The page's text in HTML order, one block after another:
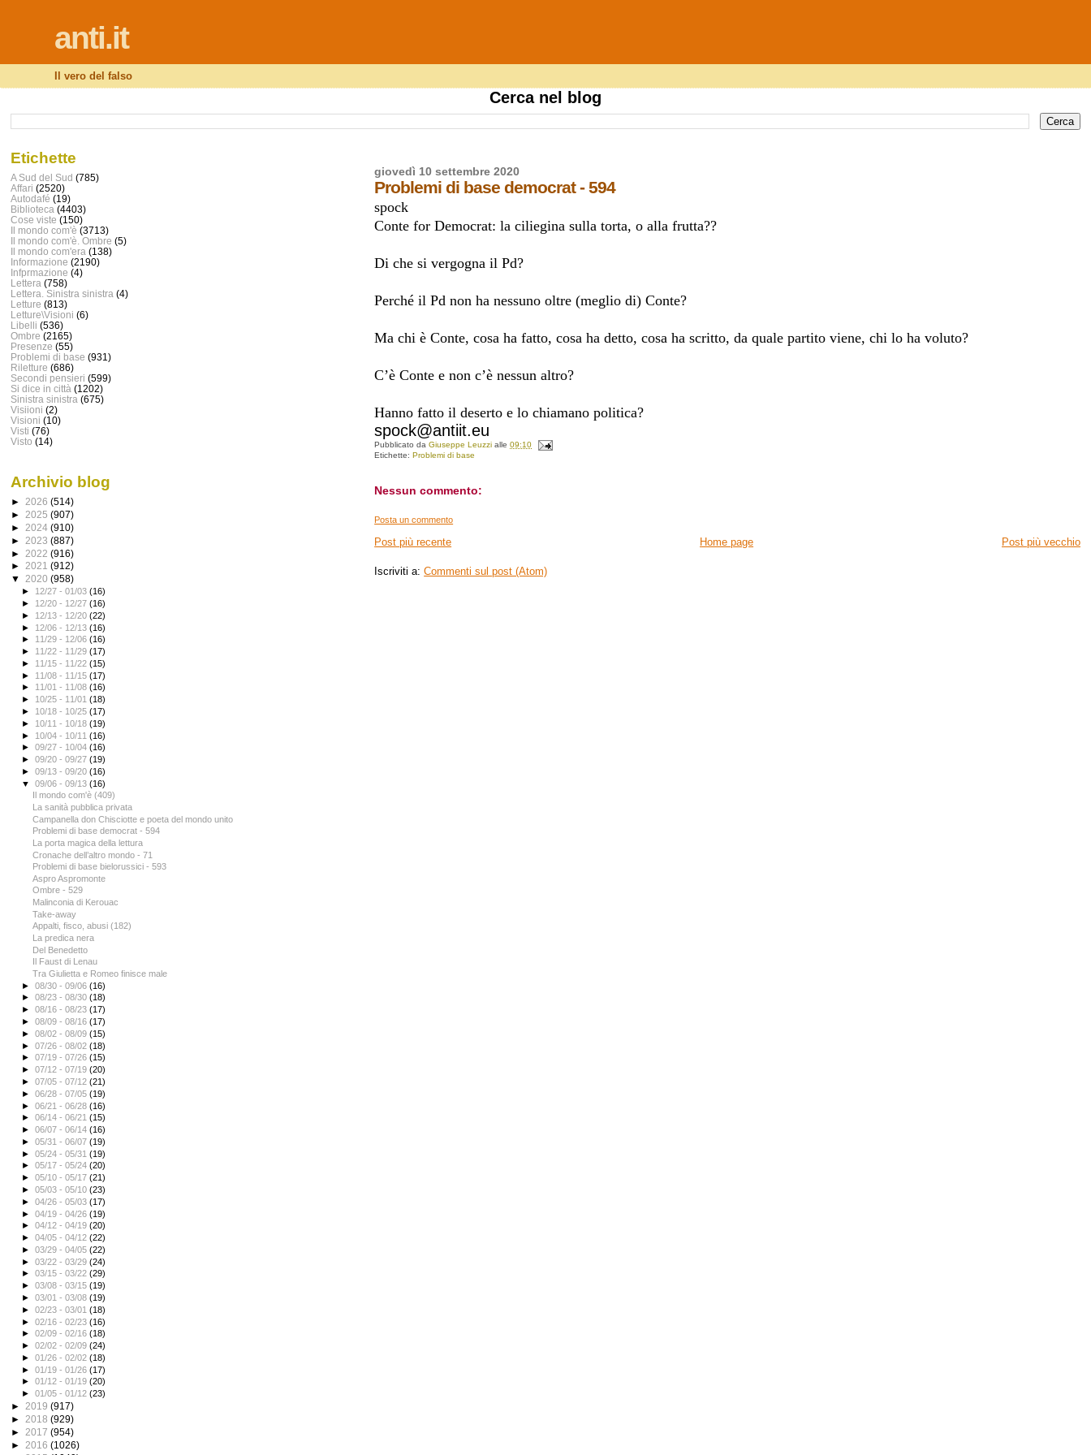
anti.it
Il vero del falso
Cerca nel blog
giovedì 10 settembre 2020
Problemi di base democrat - 594
spock
Conte for Democrat: la ciliegina sulla torta, o alla frutta??
Di che si vergogna il Pd?
Perché il Pd non ha nessuno oltre (meglio di) Conte?
Ma chi è Conte, cosa ha fatto, cosa ha detto, cosa ha scritto, da quale partito viene, chi lo ha voluto?
C’è Conte e non c’è nessun altro?
Hanno fatto il deserto e lo chiamano politica?
spock@antiit.eu
Pubblicato daGiuseppe Leuzzi alle09:10
Etichette:Problemi di base
Nessun commento:
Posta un commento
Post più recente Post più vecchio
Home page
Iscriviti a:Commenti sul post (Atom)
Etichette
A Sud del Sud (785)
Affari (2520)
Autodafé (19)
Biblioteca (4403)
Cose viste (150)
Il mondo com'è (3713)
Il mondo com'è. Ombre (5)
Il mondo com'era (138)
Informazione (2190)
Infprmazione (4)
Lettera (758)
Lettera. Sinistra sinistra (4)
Letture (813)
Letture\Visioni (6)
Libelli (536)
Ombre (2165)
Presenze (55)
Problemi di base (931)
Riletture (686)
Secondi pensieri (599)
Si dice in città (1202)
Sinistra sinistra (675)
Visiioni (2)
Visioni (10)
Visti (76)
Visto (14)
Archivio blog
► 2026 (514)
► 2025 (907)
► 2024 (910)
► 2023 (887)
► 2022 (916)
► 2021 (912)
▼ 2020 (958)
► 12/27 - 01/03(16)
► 12/20 - 12/27(16)
► 12/13 - 12/20(22)
► 12/06 - 12/13(16)
► 11/29 - 12/06(16)
► 11/22 - 11/29(17)
► 11/15 - 11/22(15)
► 11/08 - 11/15(17)
► 11/01 - 11/08(16)
► 10/25 - 11/01(18)
► 10/18 - 10/25(17)
► 10/11 - 10/18(19)
► 10/04 - 10/11(16)
►09/27 - 10/04(16)
►09/20 - 09/27(19)
►09/13 - 09/20(16)
▼09/06 - 09/13(16)
Il mondo com'è (409)
La sanità pubblica privata
Campanella don Chisciotte e poeta del mondo unito
Problemi di base democrat - 594
La porta magica della lettura
Cronache dell’altro mondo - 71
Problemi di base bielorussici - 593
Aspro Aspromonte
Ombre - 529
Malinconia di Kerouac
Take-away
Appalti, fisco, abusi (182)
La predica nera
Del Benedetto
Il Faust di Lenau
Tra Giulietta e Romeo finisce male
►08/30 - 09/06(16)
►08/23 - 08/30(18)
►08/16 - 08/23(17)
►08/09 - 08/16(17)
►08/02 - 08/09(15)
►07/26 - 08/02(18)
►07/19 - 07/26(15)
►07/12 - 07/19(20)
►07/05 - 07/12(21)
►06/28 - 07/05(19)
►06/21 - 06/28(16)
►06/14 - 06/21(15)
►06/07 - 06/14(16)
►05/31 - 06/07(19)
►05/24 - 05/31(19)
►05/17 - 05/24(20)
►05/10 - 05/17(21)
►05/03 - 05/10(23)
►04/26 - 05/03(17)
►04/19 - 04/26(19)
►04/12 - 04/19(20)
►04/05 - 04/12(22)
►03/29 - 04/05(22)
►03/22 - 03/29(24)
►03/15 - 03/22(29)
►03/08 - 03/15(19)
►03/01 - 03/08(19)
►02/23 - 03/01(18)
►02/16 - 02/23(16)
►02/09 - 02/16(18)
►02/02 - 02/09(24)
►01/26 - 02/02(18)
►01/19 - 01/26(17)
►01/12 - 01/19(20)
►01/05 - 01/12(23)
► 2019 (917)
► 2018 (929)
► 2017 (954)
► 2016 (1026)